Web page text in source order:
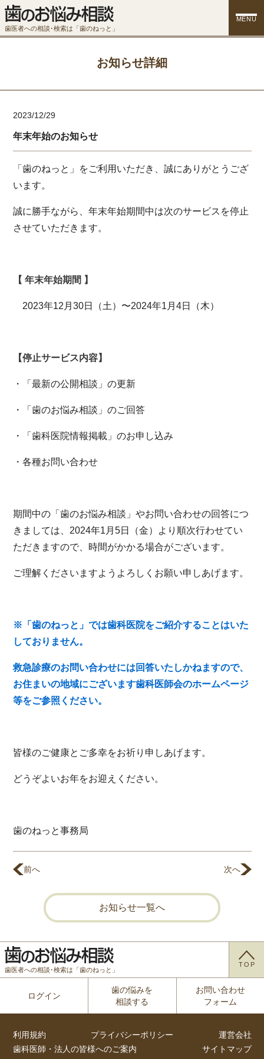
歯医者への相談･検索は「歯のねっと」
MENU
お知らせ詳細
2023/12/29
年末年始のお知らせ
「歯のねっと」をご利用いただき、誠にありがとうござ
います。
誠に勝手ながら、年末年始期間中は次のサービスを停止
させていただきます。
【 年末年始期間 】
2023年12月30日（土）〜2024年1月4日（木）
【停止サービス内容】
・「最新の公開相談」の更新
・「歯のお悩み相談」のご回答
・「歯科医院情報掲載」のお申し込み
・各種お問い合わせ
期間中の「歯のお悩み相談」やお問い合わせの回答につ
きましては、2024年1月5日（金）より順次行わせてい
ただきますので、時間がかかる場合がございます。
ご理解くださいますようよろしくお願い申しあげます。
※「歯のねっと」では歯科医院をご紹介することはいた
しておりません。
救急診療のお問い合わせには回答いたしかねますので、
お住まいの地域にございます歯科医師会のホームページ
等をご参照ください。
皆様のご健康とご多幸をお祈り申しあげます。
どうぞよいお年をお迎えください。
歯のねっと事務局
前へ 次へ
お知らせ一覧へ
歯医者への相談･検索は「歯のねっと」
TOP
ログイン
歯の悩みを
相談する
お問い合わせ
フォーム
利用規約 プライバシーポリシー
運営会社
歯科医師・法人の皆様へのご案内
サイトマップ